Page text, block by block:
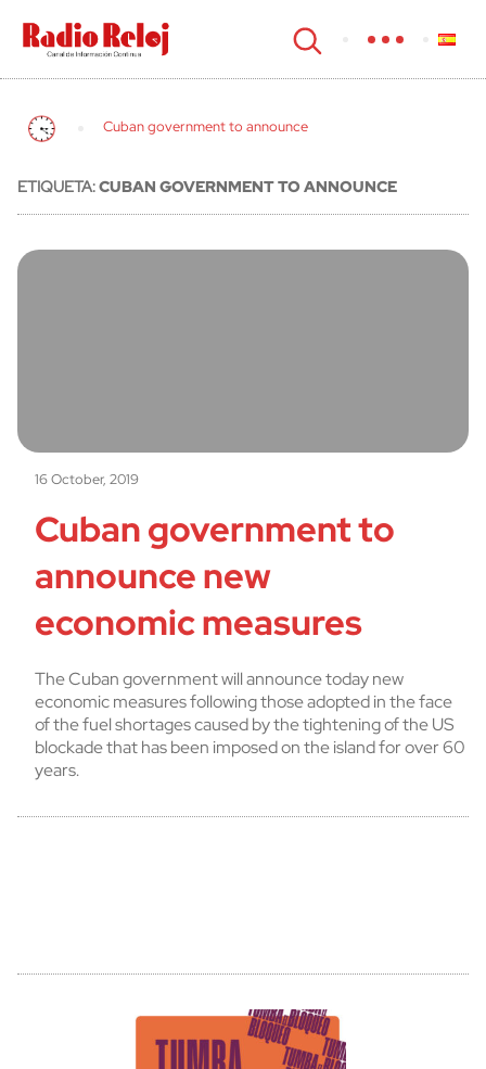
cerrar
Cuban government to announce
ETIQUETA:CUBAN GOVERNMENT TO ANNOUNCE
16 October, 2019
Cuban government to
announce new
economic measures
The Cuban government will announce today new
economic measures following those adopted in the face
of the fuel shortages caused by the tightening of the US
blockade that has been imposed on the island for over 60
years.